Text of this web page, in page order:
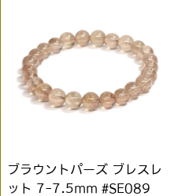
ブラウントパーズ ブレスレ
ット 7-7.5mm #SE089